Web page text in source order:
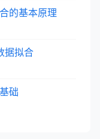
的基本原理
据拟合
础